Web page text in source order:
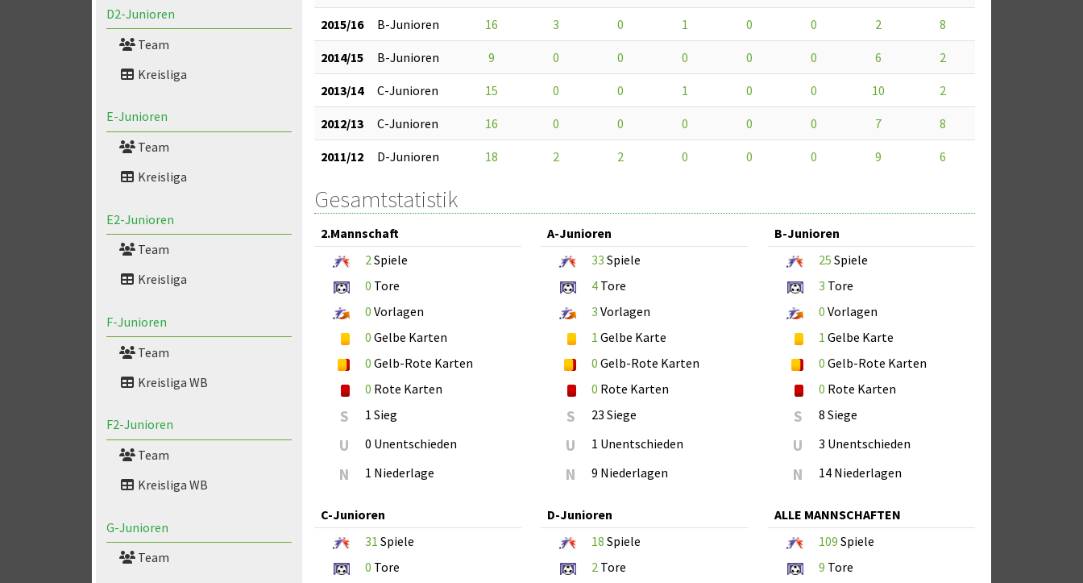
D2-Junioren
Team
Kreisliga
E-Junioren
Team
Kreisliga
E2-Junioren
Team
Kreisliga
F-Junioren
Team
Kreisliga WB
F2-Junioren
Team
Kreisliga WB
G-Junioren
Team
2015/16 B-Junioren 16 3 0 1 0 0 2 8
2014/15 B-Junioren 9 0 0 0 0 0 6 2
2013/14 C-Junioren 15 0 0 1 0 0 10 2
2012/13 C-Junioren 16 0 0 0 0 0 7 8
2011/12 D-Junioren 18 2 2 0 0 0 9 6
Gesamtstatistik
2.Mannschaft
2 Spiele
0 Tore
0 Vorlagen
0 Gelbe Karten
0 Gelb-Rote Karten
0 Rote Karten
S 1 Sieg
U 0 Unentschieden
N 1 Niederlage
A-Junioren
33 Spiele
4 Tore
3 Vorlagen
1 Gelbe Karte
0 Gelb-Rote Karten
0 Rote Karten
S 23 Siege
U 1 Unentschieden
N 9 Niederlagen
B-Junioren
25 Spiele
3 Tore
0 Vorlagen
1 Gelbe Karte
0 Gelb-Rote Karten
0 Rote Karten
S 8 Siege
U 3 Unentschieden
N 14 Niederlagen
C-Junioren
31 Spiele
0 Tore
D-Junioren
18 Spiele
2 Tore
ALLE MANNSCHAFTEN
109 Spiele
9 Tore